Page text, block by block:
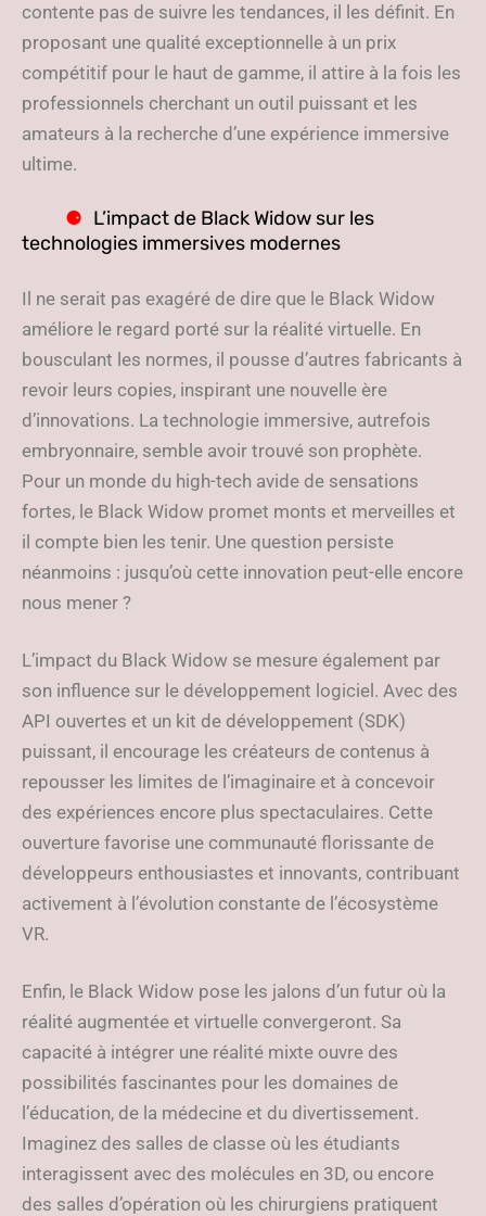
contente pas de suivre les tendances, il les définit. En
proposant une qualité exceptionnelle à un prix
compétitif pour le haut de gamme, il attire à la fois les
professionnels cherchant un outil puissant et les
amateurs à la recherche d’une expérience immersive
ultime.
L’impact de Black Widow sur les
technologies immersives modernes
Il ne serait pas exagéré de dire que le Black Widow
améliore le regard porté sur la réalité virtuelle. En
bousculant les normes, il pousse d’autres fabricants à
revoir leurs copies, inspirant une nouvelle ère
d’innovations. La technologie immersive, autrefois
embryonnaire, semble avoir trouvé son prophète.
Pour un monde du high-tech avide de sensations
fortes, le Black Widow promet monts et merveilles et
il compte bien les tenir. Une question persiste
néanmoins : jusqu’où cette innovation peut-elle encore
nous mener ?
L’impact du Black Widow se mesure également par
son influence sur le développement logiciel. Avec des
API ouvertes et un kit de développement (SDK)
puissant, il encourage les créateurs de contenus à
repousser les limites de l’imaginaire et à concevoir
des expériences encore plus spectaculaires. Cette
ouverture favorise une communauté florissante de
développeurs enthousiastes et innovants, contribuant
activement à l’évolution constante de l’écosystème
VR.
Enfin, le Black Widow pose les jalons d’un futur où la
réalité augmentée et virtuelle convergeront. Sa
capacité à intégrer une réalité mixte ouvre des
possibilités fascinantes pour les domaines de
l’éducation, de la médecine et du divertissement.
Imaginez des salles de classe où les étudiants
interagissent avec des molécules en 3D, ou encore
des salles d’opération où les chirurgiens pratiquent